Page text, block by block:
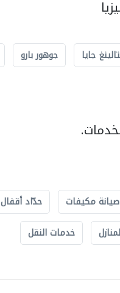
جايا جوهور بارو
صيانة مكيفات حدّاد أقفال
خدمات النقل